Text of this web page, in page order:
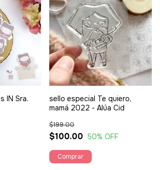
IN Sra.
sello especial Te quiero,
mamá 2022 - Alúa Cid
$100.00
$199.00
50% OFF